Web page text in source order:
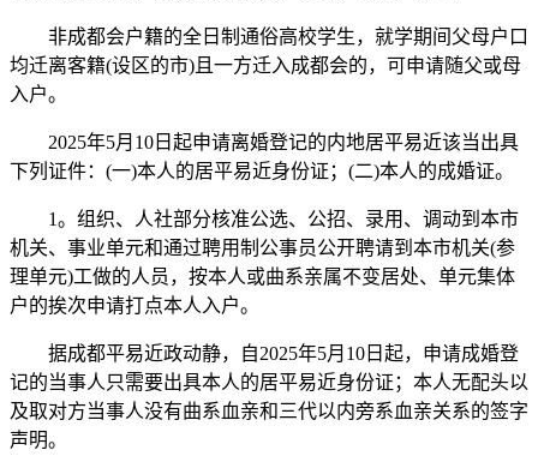
非成都会户籍的全日制通俗高校学生，就学期间父母户口
均迁离客籍(设区的市)且一方迁入成都会的，可申请随父或母
入户。
2025年5月10日起申请离婚登记的内地居平易近该当出具
下列证件：(一)本人的居平易近身份证；(二)本人的成婚证。
1。组织、人社部分核准公选、公招、录用、调动到本市
机关、事业单元和通过聘用制公事员公开聘请到本市机关(参
理单元)工做的人员，按本人或曲系亲属不变居处、单元集体
户的挨次申请打点本人入户。
据成都平易近政动静，自2025年5月10日起，申请成婚登
记的当事人只需要出具本人的居平易近身份证；本人无配头以
及取对方当事人没有曲系血亲和三代以内旁系血亲关系的签字
声明。